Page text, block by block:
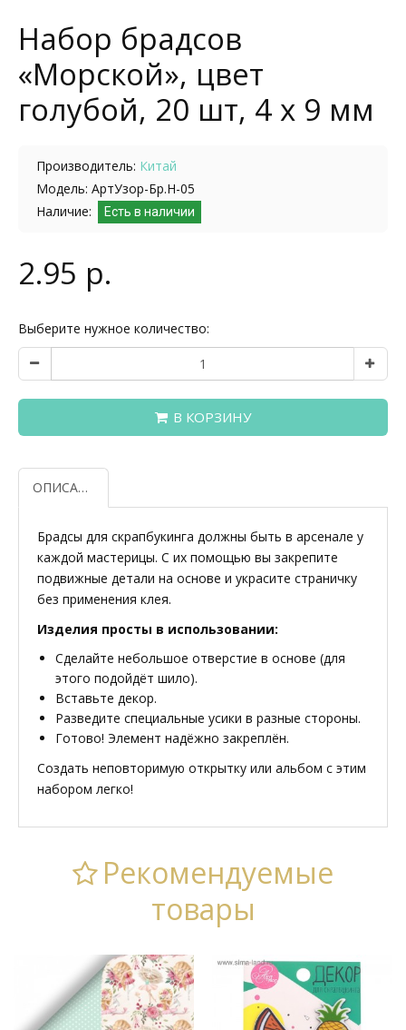
Набор брадсов
«Морской», цвет
голубой, 20 шт, 4 х 9 мм
Производитель: Китай
Модель: АртУзор-Бр.Н-05
Наличие:
Есть в наличии
2.95 р.
Выберите нужное количество:
В КОРЗИНУ
ОПИСАНИЕ
Брадсы для скрапбукинга должны быть в арсенале у
каждой мастерицы. С их помощью вы закрепите
подвижные детали на основе и украсите страничку
без применения клея.
Изделия просты в использовании:
Сделайте небольшое отверстие в основе (для
этого подойдёт шило).
Вставьте декор.
Разведите специальные усики в разные стороны.
Готово! Элемент надёжно закреплён.
Создать неповторимую открытку или альбом с этим
набором легко!
Рекомендуемые
товары